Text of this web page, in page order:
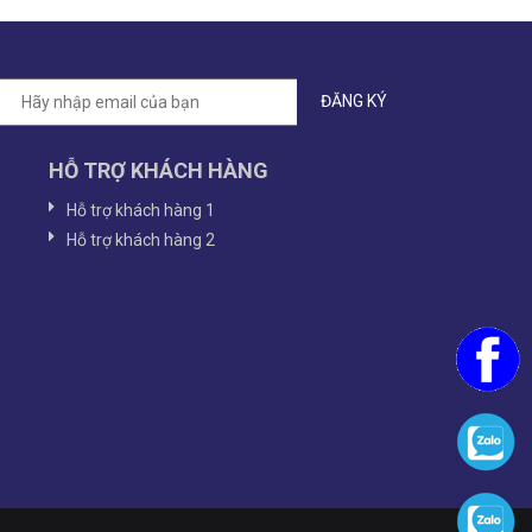
HỖ TRỢ KHÁCH HÀNG
Hỗ trợ khách hàng 1
Hỗ trợ khách hàng 2